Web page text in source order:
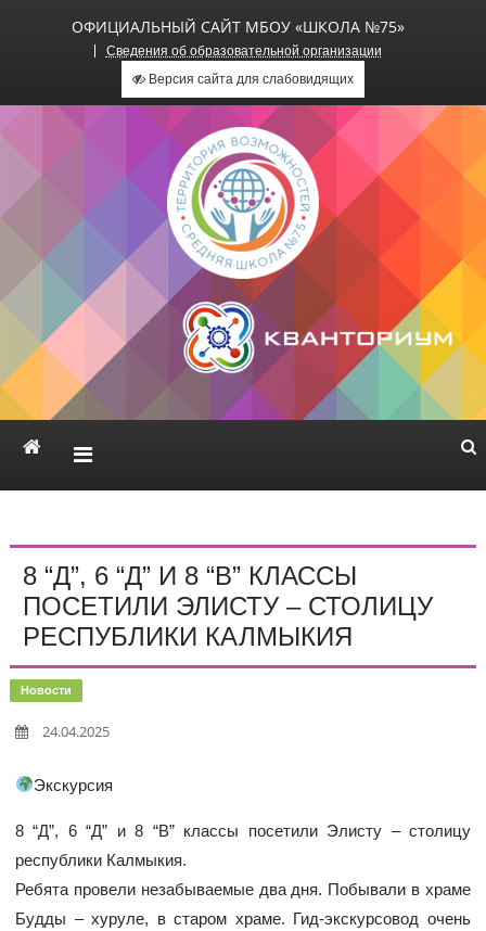
ОФИЦИАЛЬНЫЙ САЙТ МБОУ «ШКОЛА №75»
Сведения об образовательной организации
Версия сайта для слабовидящих
Официальный сайт МБОУ
«Школа №75»
8 “Д”, 6 “Д” И 8 “В” КЛАССЫ
ПОСЕТИЛИ ЭЛИСТУ – СТОЛИЦУ
РЕСПУБЛИКИ КАЛМЫКИЯ
Новости
24.04.2025
Экскурсия
8 “Д”, 6 “Д” и 8 “В” классы посетили Элисту – столицу
республики Калмыкия.
Ребята провели незабываемые два дня. Побывали в храме
Будды – хуруле, в старом храме. Гид-экскурсовод очень